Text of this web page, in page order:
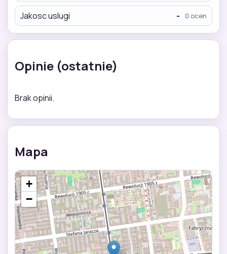
Jakosc uslugi - 0 ocen
Opinie (ostatnie)
Brak opinii.
Mapa
+
−